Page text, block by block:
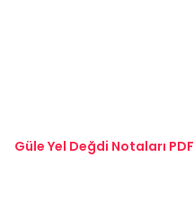
Güle Yel Değdi Notaları PDF